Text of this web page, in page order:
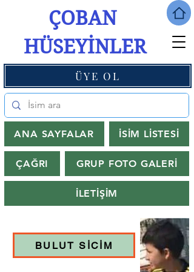
ÇOBAN
HÜSEYİNLER
ANA SAYFALAR İSİM LİSTESİ
ÇAĞRI GRUP FOTO GALERİ
İLETİŞİM
ÜYE OL
BULUT SİCİM